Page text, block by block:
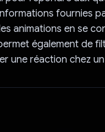
fournies
animations en se
également de
une réaction chez